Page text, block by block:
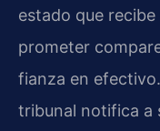
estado que
prometer
fianza en
tribunal notifica a